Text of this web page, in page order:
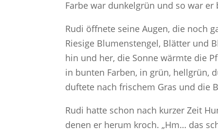
Farbe war dunkelgrün und so war
Rudi öffnete seine Augen, die noch
Riesige Blumenstengel, Blätter und
hin und her, die Sonne wärmte die
in bunten Farben, in grün, hellgrün,
duftete nach frischem Gras und die
Rudi hatte schon nach kurzer Zeit
denen er herum kroch. „Hm… das